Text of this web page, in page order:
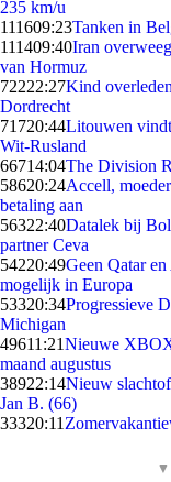
235 km/u
111609:23Tanken in
111409:40Iran
van Hormuz
72222:27Kind
Dordrecht
71720:44Litouwen
Wit-Rusland
66714:04The Division
58620:24Accell,
betaling aan
56322:40Datalek bij
partner Ceva
54220:49Geen Qatar
mogelijk in Europa
53320:34Progressieve
Michigan
49611:21Nieuwe XBOX
maand augustus
38922:14Nieuw
Jan B. (66)
33320:11
▼